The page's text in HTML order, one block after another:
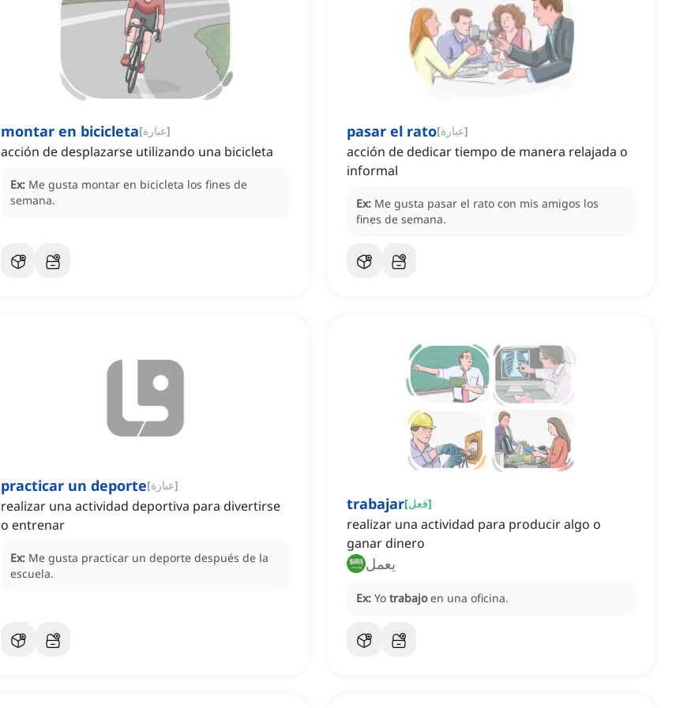
montar en bicicleta[عبارة]
acción de desplazarse utilizando una bicicleta
Ex: Me gusta montar en bicicleta los fines de
semana.
pasar el rato[عبارة]
acción de dedicar tiempo de manera relajada o
informal
Ex: Me gusta pasar el rato con mis amigos los
fines de semana.
practicar un deporte[عبارة]
realizar una actividad deportiva para divertirse
o entrenar
Ex: Me gusta practicar un deporte después de la
escuela.
trabajar[فعل]
realizar una actividad para producir algo o
ganar dinero
يعمل
Ex: Yo trabajo en una oficina.